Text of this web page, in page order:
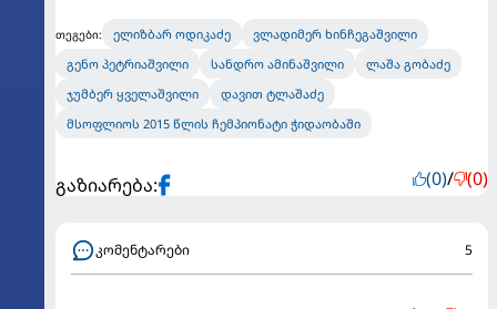
თეგები: ელიზბარ ოდიკაძე
ვლადიმერ ხინჩეგაშვილი
გენო პეტრიაშვილი
სანდრო ამინაშვილი
ლაშა გობაძე
ჯუმბერ ყველაშვილი
დავით ტლაშაძე
მსოფლიოს 2015 წლის ჩემპიონატი ჭიდაობაში
გაზიარება: (0)/ (0)
კომენტარები 5